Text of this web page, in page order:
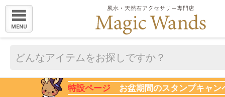
MENU
特設ページ お盆期間のスタンプキャン